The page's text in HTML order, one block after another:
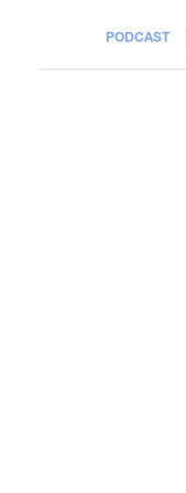
PODCAST